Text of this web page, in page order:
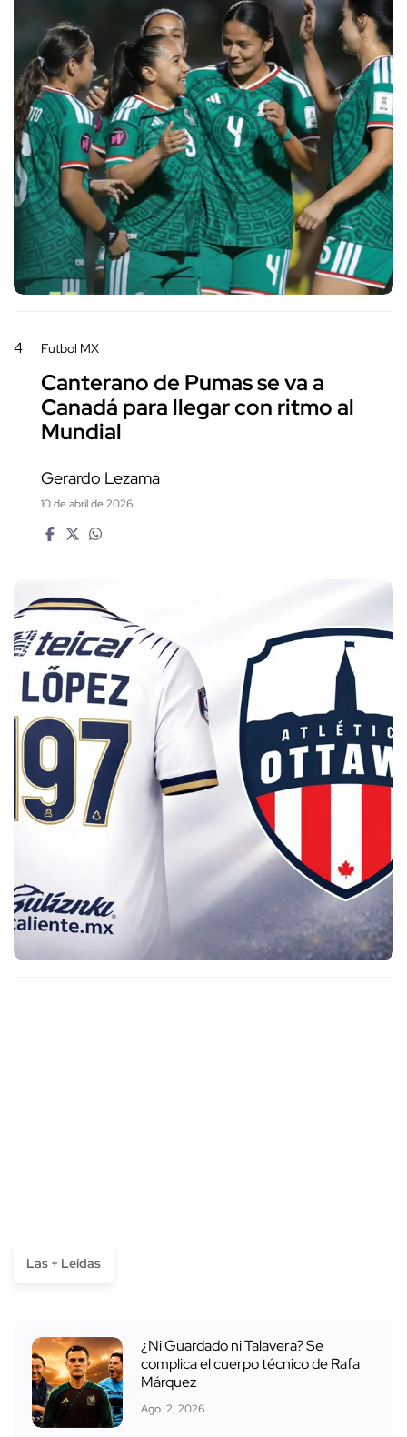
4 Futbol MX
Canterano de Pumas se va a
Canadá para llegar con ritmo al
Mundial
Gerardo Lezama
10 de abril de 2026
Las + Leídas
¿Ni Guardado ni Talavera? Se
complica el cuerpo técnico de Rafa
Márquez
Ago. 2, 2026